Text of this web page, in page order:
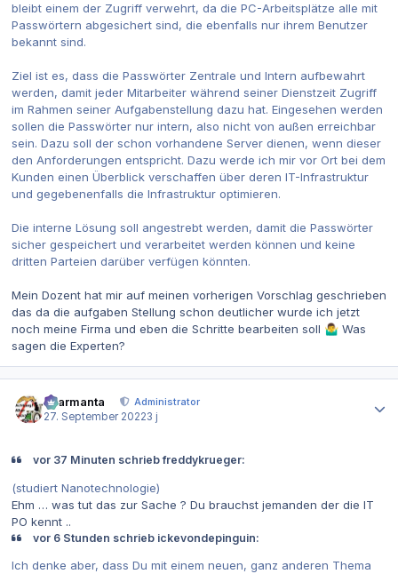
bleibt einem der Zugriff verwehrt, da die PC-Arbeitsplätze alle mit
Passwörtern abgesichert sind, die ebenfalls nur ihrem Benutzer
bekannt sind.
Ziel ist es, dass die Passwörter Zentrale und Intern aufbewahrt
werden, damit jeder Mitarbeiter während seiner Dienstzeit Zugriff
im Rahmen seiner Aufgabenstellung dazu hat. Eingesehen werden
sollen die Passwörter nur intern, also nicht von außen erreichbar
sein. Dazu soll der schon vorhandene Server dienen, wenn dieser
den Anforderungen entspricht. Dazu werde ich mir vor Ort bei dem
Kunden einen Überblick verschaffen über deren IT-Infrastruktur
und gegebenenfalls die Infrastruktur optimieren.
Die interne Lösung soll angestrebt werden, damit die Passwörter
sicher gespeichert und verarbeitet werden können und keine
dritten Parteien darüber verfügen könnten.
Mein Dozent hat mir auf meinen vorherigen Vorschlag geschrieben
das da die aufgaben Stellung schon deutlicher wurde ich jetzt
noch meine Firma und eben die Schritte bearbeiten soll 🤷‍♂️ Was
sagen die Experten?
charmanta
Administrator
27. September 20223 j
vor 37 Minuten schrieb freddykrueger:
(studiert Nanotechnologie)
Ehm … was tut das zur Sache ? Du brauchst jemanden der die IT
PO kennt ..
vor 6 Stunden schrieb ickevondepinguin:
Ich denke aber, dass Du mit einem neuen, ganz anderen Thema